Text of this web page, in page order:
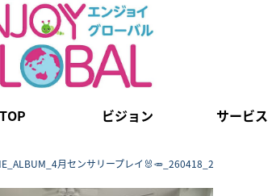
TOP ビジョン サービス
月センサリープレイ🐰🥕_260418_2